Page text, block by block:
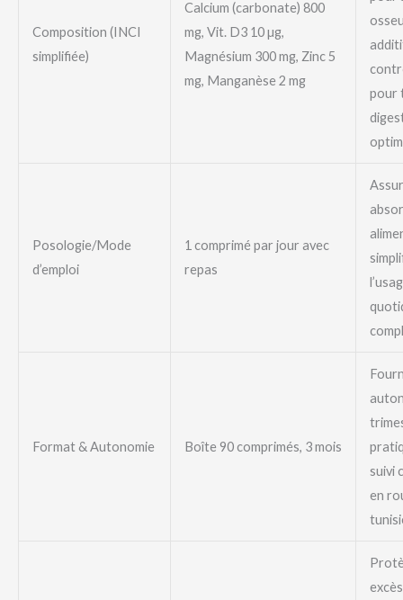
Composition (INCI
simplifiée)
Calcium (carbonate) 800
mg, Vit. D3 10 µg,
Magnésium 300 mg, Zinc 5
mg, Manganèse 2 mg
pour
Posologie/Mode
d’emploi
1 comprimé par jour avec
repas
Format & Autonomie Boîte 90 comprimés, 3 mois
suivi
en